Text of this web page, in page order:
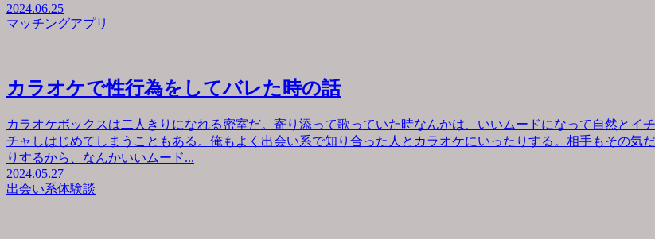
2024.06.25
マッチングアプリ
カラオケで性行為をしてバレた時の話
カラオケボックスは二人きりになれる密室だ。寄り添って歌っていた時なんかは、いいムードになって自然とイ
チャしはじめてしまうこともある。俺もよく出会い系で知り合った人とカラオケにいったりする。相手もその気
りするから、なんかいいムード...
2024.05.27
出会い系体験談